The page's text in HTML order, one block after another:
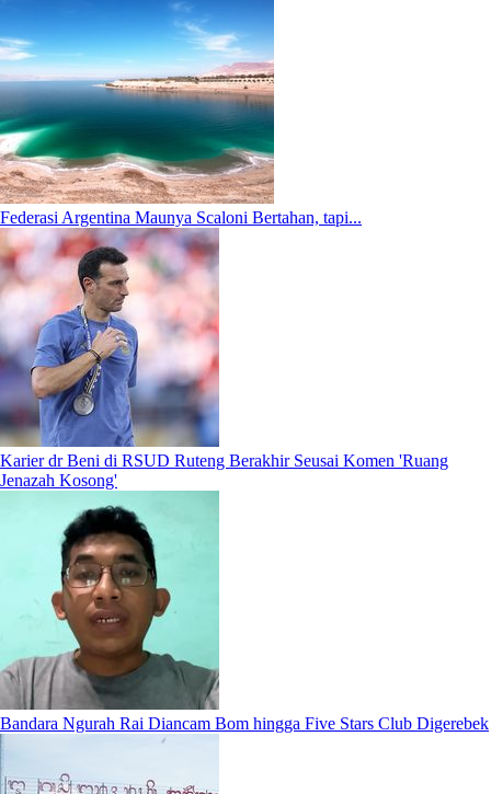
Federasi Argentina Maunya Scaloni Bertahan, tapi...
Karier dr Beni di RSUD Ruteng Berakhir Seusai Komen 'Ruang
Jenazah Kosong'
Bandara Ngurah Rai Diancam Bom hingga Five Stars Club Digerebek